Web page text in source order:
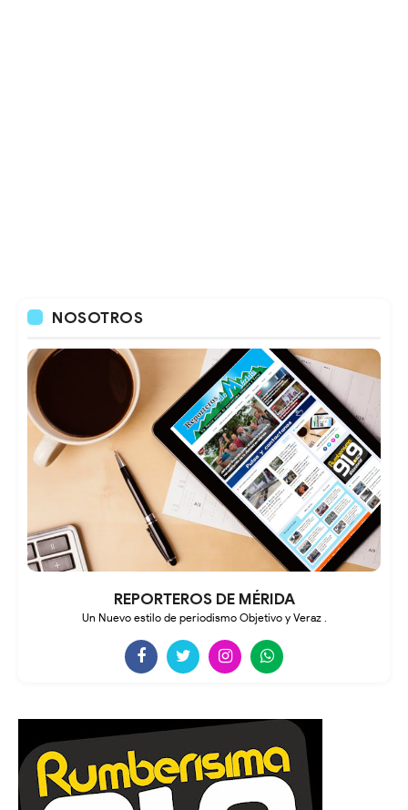
NOSOTROS
REPORTEROS DE MÉRIDA
Un Nuevo estilo de periodismo Objetivo y Veraz .